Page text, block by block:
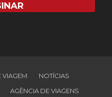
VIAGEM
NOTÍCIAS
AGÊNCIA DE VIAGENS